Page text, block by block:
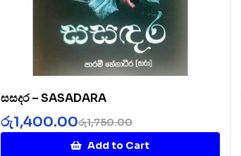
සසදර – SASADARA
රු1,750.00
රු1,400.00
Add to Cart